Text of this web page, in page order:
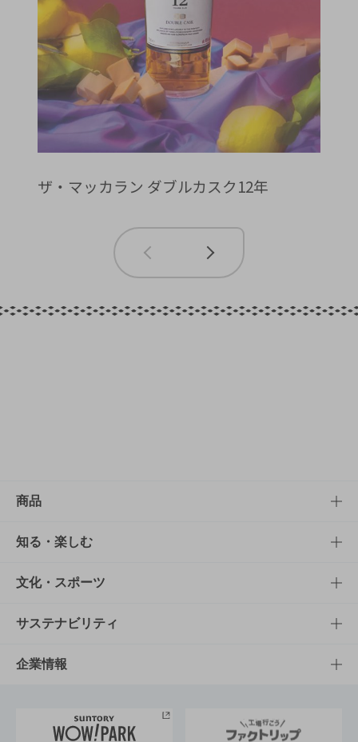
ザ・マッカラン ダブルカスク12年
商品
商品TOP
商品一覧
商品発売情報
栄養成分一覧
知る・楽しむ
知る・楽しむTOP
キャンペーン
工場見学
地域情報
文化・スポーツ
文化・スポーツTOP
サントリーホール
サステナビリティ
サステナビリティTOP
企業情報